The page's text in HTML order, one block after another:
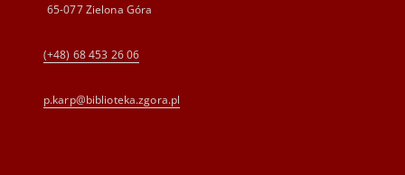
65-077 Zielona Góra
(+48) 68 453 26 06
p.karp@biblioteka.zgora.pl